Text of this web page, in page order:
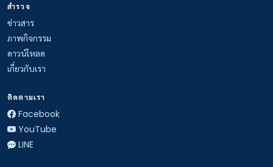
สำรวจ
ข่าวสาร
ภาพกิจกรรม
ดาวน์โหลด
เกี่ยวกับเรา
ติดตามเรา
Facebook
YouTube
LINE